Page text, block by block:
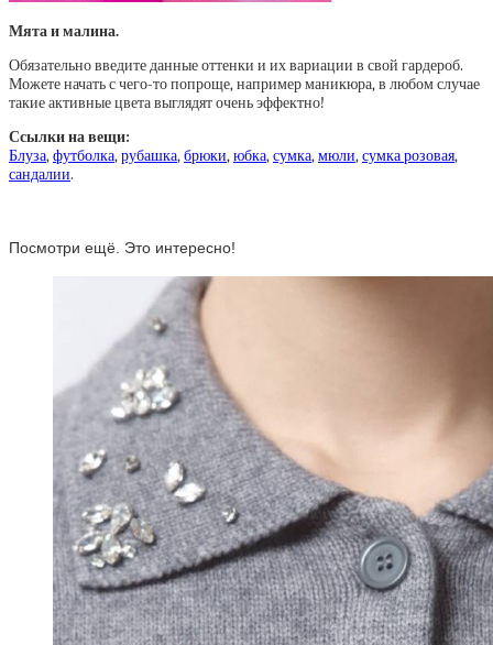
Мята и малина.
Обязательно введите данные оттенки и их вариации в свой гардероб.
Можете начать с чего-то попроще, например маникюра, в любом случае
такие активные цвета выглядят очень эффектно!
Ссылки на вещи:
Блуза,футболка,рубашка,брюки,юбка,сумка,мюли,сумка розовая,
сандалии.
Посмотри ещё. Это интересно!